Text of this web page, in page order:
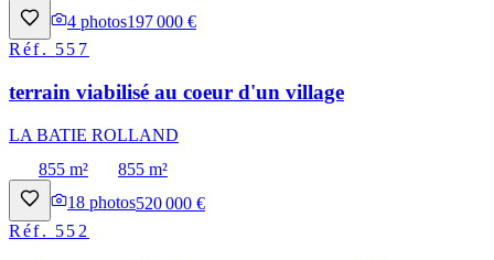
4 photos197 000 €
Réf. 557
terrain viabilisé au coeur d'un village
LA BATIE ROLLAND
855 m²
855 m²
18 photos520 000 €
Réf. 552